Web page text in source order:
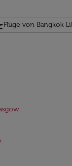
Flüge von Bangkok